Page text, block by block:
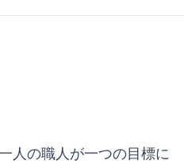
人の職人が一つの目標に